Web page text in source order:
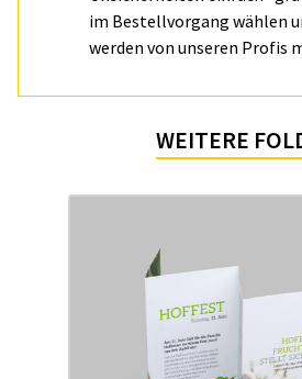
im Bestellvorgang wählen
werden von unseren Profis
WEITERE